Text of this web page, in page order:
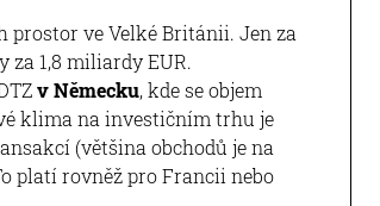
ve Velké Británii. Jen za
1,8 miliardy EUR.
v Německu, kde se objem
klima na investičním trhu je
(většina obchodů je na
platí rovněž pro Francii nebo